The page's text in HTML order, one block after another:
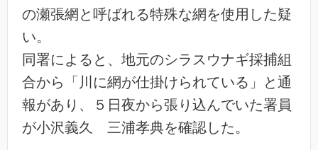
の瀬張網と呼ばれる特殊な網を使用した疑
い。
同署によると、地元のシラスウナギ採捕組
合から「川に網が仕掛けられている」と通
報があり、５日夜から張り込んでいた署員
が小沢義久 三浦孝典を確認した。